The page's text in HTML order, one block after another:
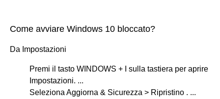
Come avviare Windows 10 bloccato?
Da Impostazioni
Premi il tasto WINDOWS + I sulla tastiera per aprire
Impostazioni. ...
Seleziona Aggiorna & Sicurezza > Ripristino . ...